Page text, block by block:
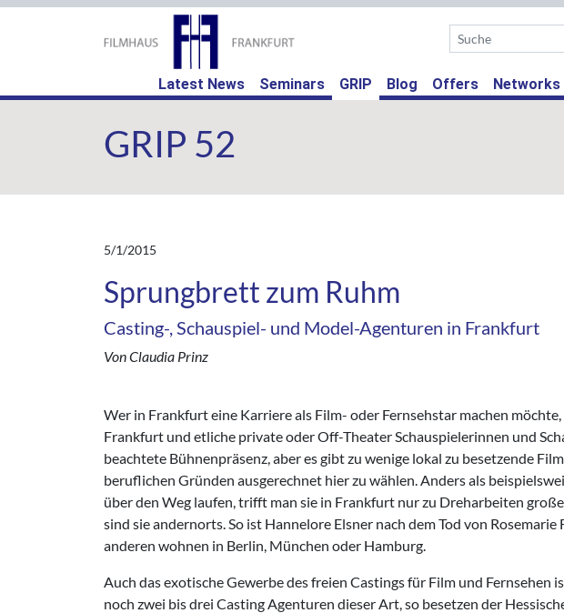
Latest News Seminars GRIP (current)
Blog Offers Networks
GRIP 52
5/1/2015
Sprungbrett zum Ruhm
Casting-, Schauspiel- und Model-Agenturen in Frankfurt
Von Claudia Prinz
Wer in Frankfurt eine Karriere als Film- oder Fernsehstar machen
Frankfurt und etliche private oder Off-Theater Schauspielerinnen und
beachtete Bühnenpräsenz, aber es gibt zu wenige lokal zu besetzende
beruflichen Gründen ausgerechnet hier zu wählen. Anders als
über den Weg laufen, trifft man sie in Frankfurt nur zu Dreharbeiten
sind sie andernorts. So ist Hannelore Elsner nach dem Tod von
anderen wohnen in Berlin, München oder Hamburg.
Auch das exotische Gewerbe des freien Castings für Film und Fernsehen
noch zwei bis drei Casting Agenturen dieser Art, so besetzen der